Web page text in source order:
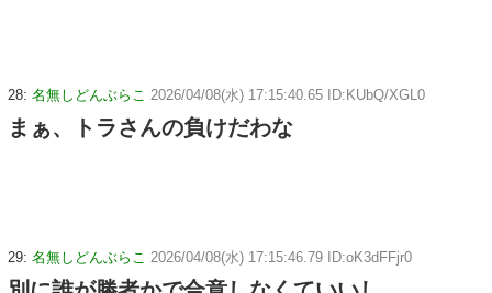
28: 名無しどんぶらこ 2026/04/08(水) 17:15:40.65 ID:KUbQ/XGL0
まぁ、トラさんの負けだわな
29: 名無しどんぶらこ 2026/04/08(水) 17:15:46.79 ID:oK3dFFjr0